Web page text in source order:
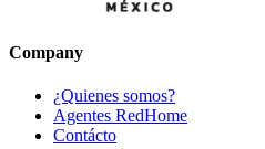
Company
¿Quienes somos?
Agentes RedHome
Contácto